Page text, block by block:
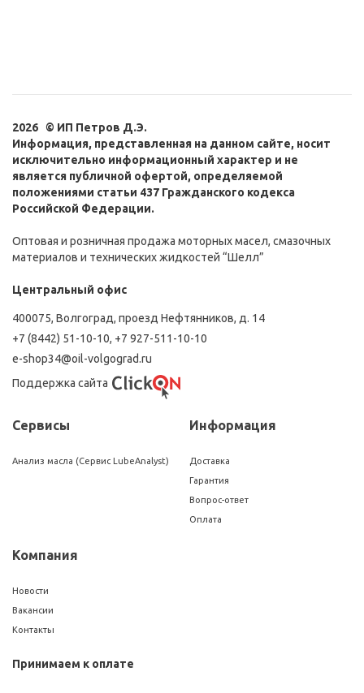
2026 © ИП Петров Д.Э.
Информация, представленная на данном сайте, носит
исключительно информационный характер и не
является публичной офертой, определяемой
положениями статьи 437 Гражданского кодекса
Российской Федерации.
Оптовая и розничная продажа моторных масел, смазочных
материалов и технических жидкостей “Шелл”
Центральный офис
400075, Волгоград, проезд Нефтянников, д. 14
+7 (8442) 51-10-10, +7 927-511-10-10
e-shop34@oil-volgograd.ru
Поддержка сайта
Сервисы
Анализ масла (Сервис LubeAnalyst)
Информация
Доставка
Гарантия
Вопрос-ответ
Оплата
Компания
Новости
Вакансии
Контакты
Принимаем к оплате